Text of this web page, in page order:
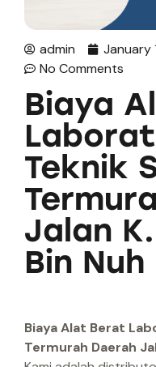
admin January
No Comments
Biaya
Teknik
Jalan
Bin Nuh
Biaya Alat Berat
Termurah Daerah